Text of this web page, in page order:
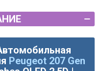
Peugeot 207 Gen